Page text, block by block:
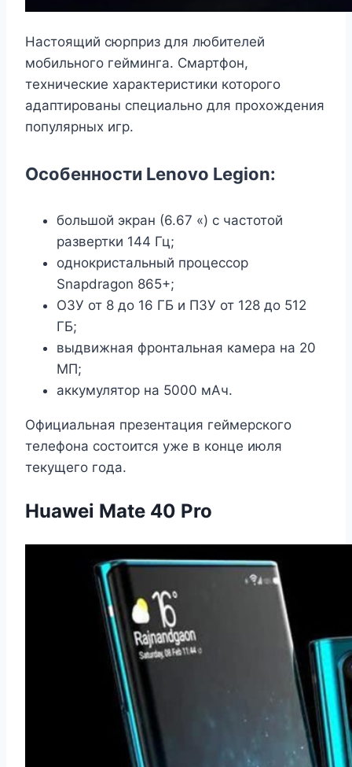
Настоящий сюрприз для любителей
мобильного гейминга. Смартфон,
технические характеристики которого
адаптированы специально для прохождения
популярных игр.
Особенности Lenovo Legion:
большой экран (6.67 «) с частотой
развертки 144 Гц;
однокристальный процессор
Snapdragon 865+;
ОЗУ от 8 до 16 ГБ и ПЗУ от 128 до 512
ГБ;
выдвижная фронтальная камера на 20
МП;
аккумулятор на 5000 мАч.
Официальная презентация геймерского
телефона состоится уже в конце июля
текущего года.
Huawei Mate 40 Pro